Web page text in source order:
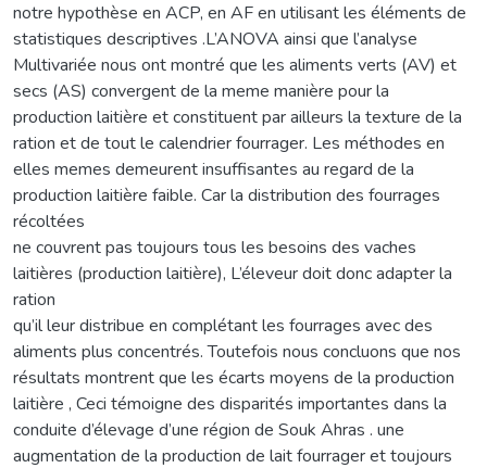
notre hypothèse en ACP, en AF en utilisant les éléments de
statistiques descriptives .L’ANOVA ainsi que l’analyse
Multivariée nous ont montré que les aliments verts (AV) et
secs (AS) convergent de la meme manière pour la
production laitière et constituent par ailleurs la texture de la
ration et de tout le calendrier fourrager. Les méthodes en
elles memes demeurent insuffisantes au regard de la
production laitière faible. Car la distribution des fourrages
récoltées
ne couvrent pas toujours tous les besoins des vaches
laitières (production laitière), L’éleveur doit donc adapter la
ration
qu’il leur distribue en complétant les fourrages avec des
aliments plus concentrés. Toutefois nous concluons que nos
résultats montrent que les écarts moyens de la production
laitière , Ceci témoigne des disparités importantes dans la
conduite d’élevage d’une région de Souk Ahras . une
augmentation de la production de lait fourrager et toujours